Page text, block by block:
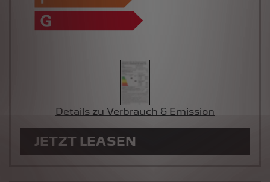
Details zu Verbrauch & Emission
JETZT LEASEN